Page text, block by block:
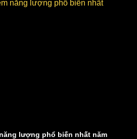
lượng phổ biến nhất năm